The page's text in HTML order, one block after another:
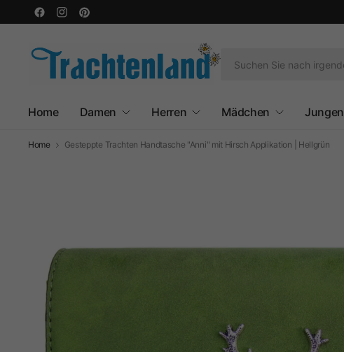
Home Damen Herren Mädchen Jungen
Home Gesteppte Trachten Handtasche "Anni" mit Hirsch Applikation | Hellgrün